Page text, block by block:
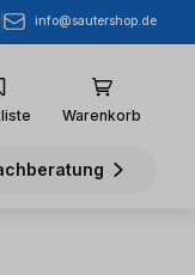
info@sautershop.de
Warenkorb